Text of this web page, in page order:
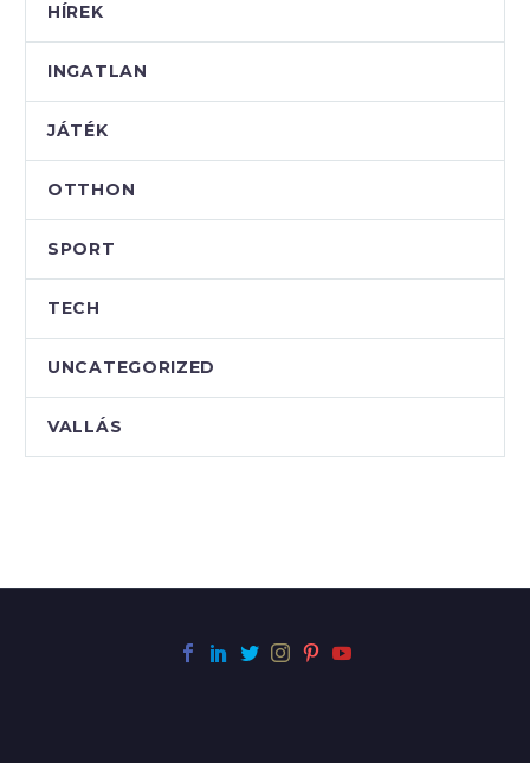
HÍREK
INGATLAN
JÁTÉK
OTTHON
SPORT
TECH
UNCATEGORIZED
VALLÁS